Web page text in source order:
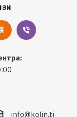
info@kolin.tj